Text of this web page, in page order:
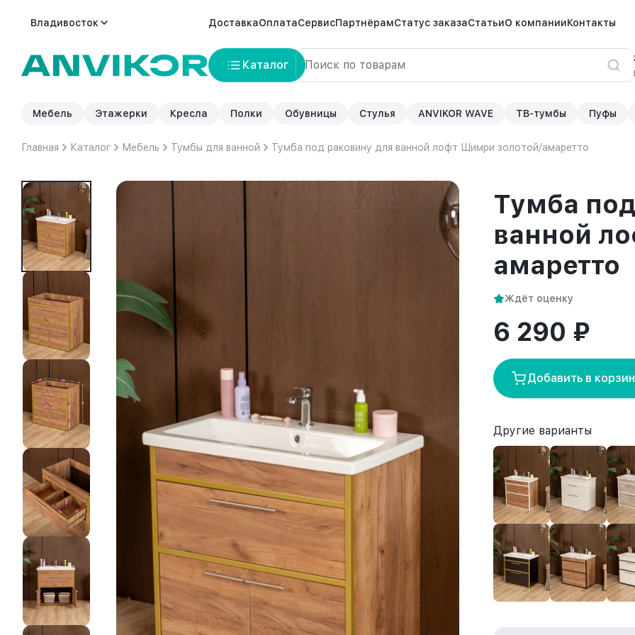
Владивосток ДоставкаОплатаСервисПартнёрамСтатус заказаСтатьиО компанииКонтакты
Каталог
Мебель Этажерки Кресла Полки Обувницы Стулья ANVIKOR WAVE ТВ-тумбы Пуфы
Главная Каталог Мебель Тумбы для ванной Тумба под раковину для ванной лофт Шимри золотой/амаретто
Тумба
ванной
амаретто
Ждёт оценку
6 290 ₽
Добавить в
Другие варианты